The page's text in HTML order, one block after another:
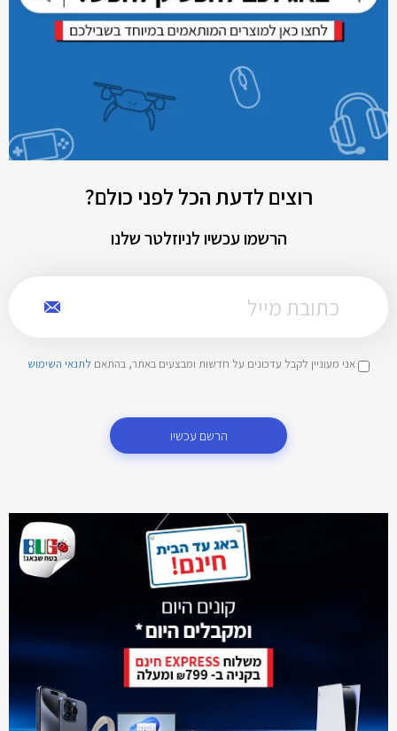
רוצים לדעת הכל לפני כולם?
הרשמו עכשיו לניוזלטר שלנו
אני מעוניין לקבל עדכונים על חדשות ומבצעים באתר, בהתאם לתנאי השימוש
הרשם עכשיו